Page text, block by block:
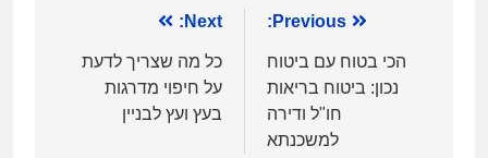
Previous:
הכי בטוח עם ביטוח
נכון: ביטוח בריאות
חו"ל ודירה
למשכנתא
Next:
כל מה שצריך לדעת
על חיפוי מדרגות
בעץ ועץ לבניין